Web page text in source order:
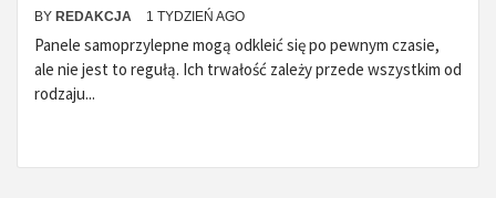
BY REDAKCJA 1 TYDZIEŃ AGO
Panele samoprzylepne mogą odkleić się po pewnym czasie,
ale nie jest to regułą. Ich trwałość zależy przede wszystkim od
rodzaju...